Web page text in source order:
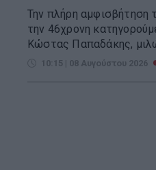
Την πλήρη αμφισβήτηση
την 46χρονη
Κώστας Παπαδάκης,
10:15 | 08 Αυγούστου 2026